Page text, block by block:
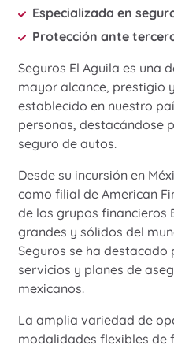
Especializada en
Protección ante
Seguros El Aguila es una
mayor alcance, prestigio
establecido en nuestro
personas, destacándose
seguro de autos.
Desde su incursión en
como filial de American
de los grupos financieros
grandes y sólidos del
Seguros se ha
servicios y planes de
mexicanos.
La amplia variedad de
modalidades flexibles de